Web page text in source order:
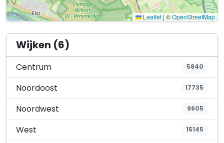
Leaflet | ©OpenStreetMap
Wijken (6)
Centrum 5840
Noordoost 17735
Noordwest 9605
West 15145